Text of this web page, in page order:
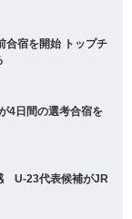
合宿を開始 トップチ
4日間の選考合宿を
U-23代表候補がJR